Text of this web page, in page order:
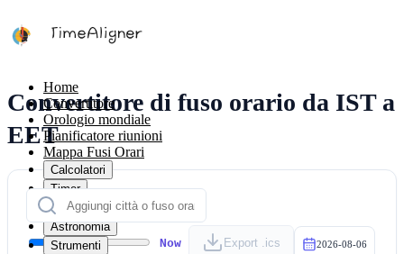
Home
Convertitore
Orologio mondiale
Pianificatore riunioni
Mappa Fusi Orari
Calcolatori
Timer
Calendario
Astronomia
Strumenti
Convertitore di fuso orario da IST a
EET
Now Export .ics 2026-08-06